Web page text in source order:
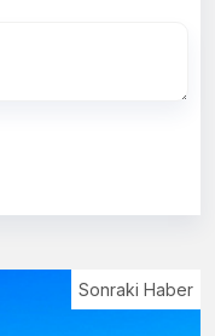
Sonraki Haber